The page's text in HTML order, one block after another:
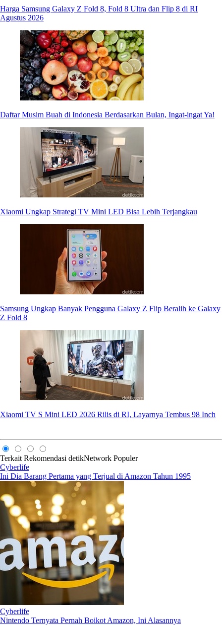
Harga Samsung Galaxy Z Fold 8, Fold 8 Ultra dan Flip 8 di RI
Agustus 2026
Daftar Musim Buah di Indonesia Berdasarkan Bulan, Ingat-ingat Ya!
Xiaomi Ungkap Strategi TV Mini LED Bisa Lebih Terjangkau
Samsung Ungkap Banyak Pengguna Galaxy Z Flip Beralih ke Galaxy
Z Fold 8
Xiaomi TV S Mini LED 2026 Rilis di RI, Layarnya Tembus 98 Inch
Terkait Rekomendasi detikNetwork Populer
Cyberlife
Ini Dia Barang Pertama yang Terjual di Amazon Tahun 1995
Cyberlife
Nintendo Ternyata Pernah Boikot Amazon, Ini Alasannya